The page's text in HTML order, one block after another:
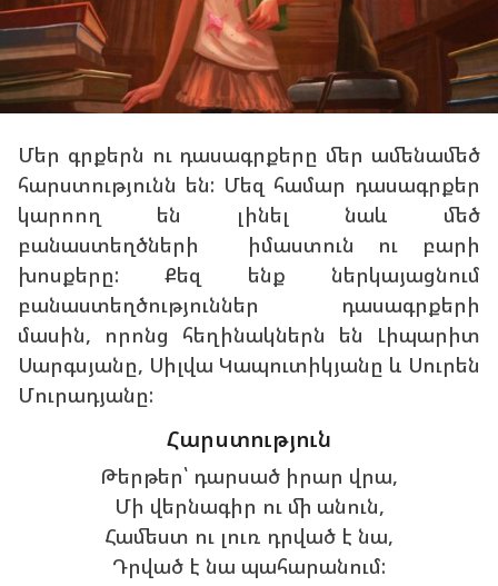
Մեր գրքերն ու դասագրքերը մեր ամենամեծ
հարստությունն են: Մեզ համար դասագրքեր
կարոող են լինել նաև մեծ
բանաստեղծների իմաստուն ու բարի
խոսքերը: Քեզ ենք ներկայացնում
բանաստեղծություններ դասագրքերի
մասին, որոնց հեղինակներն են Լիպարիտ
Սարգսյանը, Սիլվա Կապուտիկյանը և Սուրեն
Մուրադյանը:
Հարստություն
Թերթեր՝ դարսած իրար վրա,
Մի վերնագիր ու մի անուն,
Համեստ ու լուռ դրված է նա,
Դրված է նա պահարանում: